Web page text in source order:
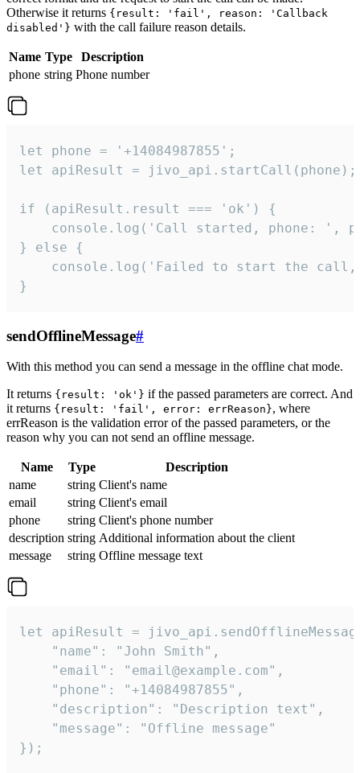
Otherwise it returns {result: 'fail', reason: 'Callback
disabled'} with the call failure reason details.
Name Type
Description
phone string Phone number
let phone = '+14084987855';
let apiResult = jivo_api.startCall(phone);
if (apiResult.result === 'ok') {
console.log('Call started, phone: ',
} else {
console.log('Failed to start the
}
sendOfflineMessage#
With this method you can send a message in the offline chat mode.
It returns {result: 'ok'} if the passed parameters are correct. And
it returns {result: 'fail', error: errReason}, where
errReason is the validation error of the passed parameters, or the
reason why you can not send an offline message.
Name Type
Description
name
string Client's name
email
string Client's email
phone
string Client's phone number
description string Additional information about the client
message
string Offline message text
let apiResult =
    "name": "John Smith",
    "email": "email@example.com",
    "phone": "+14084987855",
    "description": "Description text",
    "message": "Offline message"
});